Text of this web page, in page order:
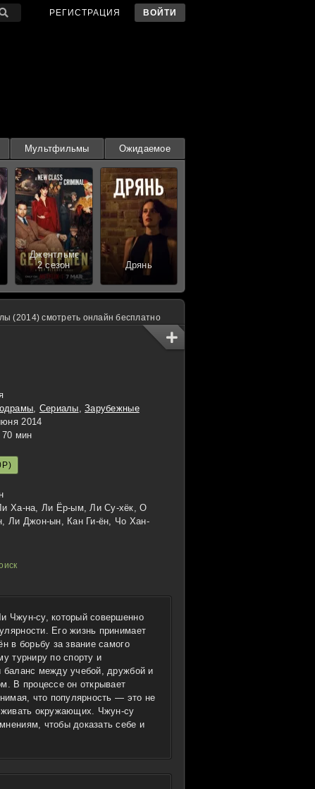
РЕГИСТРАЦИЯ ВОЙТИ
Мультфильмы Ожидаемое
Джентльмены
2 сезон
Дрянь
(2014) смотреть онлайн бесплатно
, Сериалы,Зарубежные
2014
70 мин
Ха-на, Ли Ёр-ым, Ли Су-хёк, О
Ли Джон-ын, Кан Ги-ён, Чо Хан-
Чжун-су, который совершенно
Его жизнь принимает
в борьбу за звание самого
турниру по спорту и
баланс между учебой, дружбой и
В процессе он открывает
что популярность — это не
окружающих. Чжун-су
чтобы доказать себе и